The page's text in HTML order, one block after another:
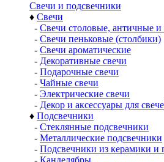
Свечи и подсвечники
♦ Свечи
- Свечи столовые, античные и
- Свечи пеньковые (столбики)
- Свечи ароматические
- Декоративные свечи
- Подарочные свечи
- Чайные свечи
- Электрические свечи
- Декор и аксессуары для
♦ Подсвечники
- Стеклянные подсвечники
- Металлические подсвечники
- Подсвечники из керамики и
- Канделябры